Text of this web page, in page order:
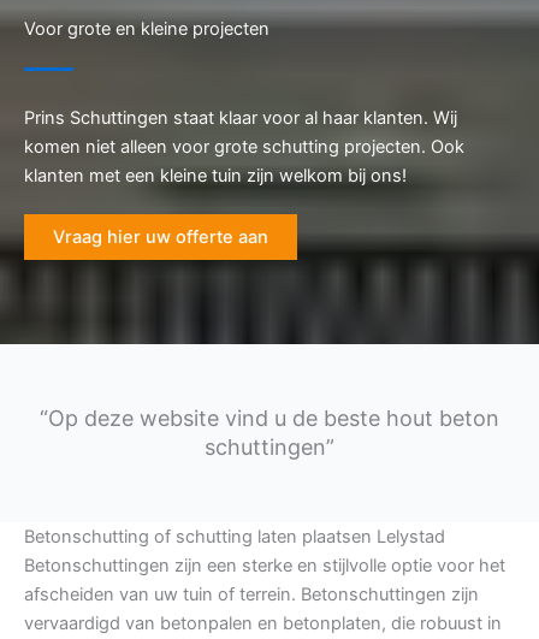
Voor grote en kleine projecten
Prins Schuttingen staat klaar voor al haar klanten. Wij
komen niet alleen voor grote schutting projecten. Ook
klanten met een kleine tuin zijn welkom bij ons!
Vraag hier uw offerte aan
“Op deze website vind u de beste hout beton
schuttingen”
Betonschutting of schutting laten plaatsen Lelystad
Betonschuttingen zijn een sterke en stijlvolle optie voor het
afscheiden van uw tuin of terrein. Betonschuttingen zijn
vervaardigd van betonpalen en betonplaten, die robuust in